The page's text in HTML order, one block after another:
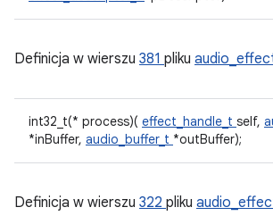
Definicja w wierszu 381 pliku
int32_t(* process)( effect_handle_t self,
*inBuffer, audio_buffer_t *outBuffer);
Definicja w wierszu 322 pliku